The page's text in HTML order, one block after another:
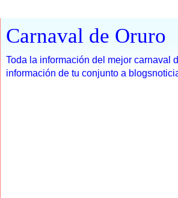
Carnaval de Oruro
Toda la información del mejor carnaval
información de tu conjunto a